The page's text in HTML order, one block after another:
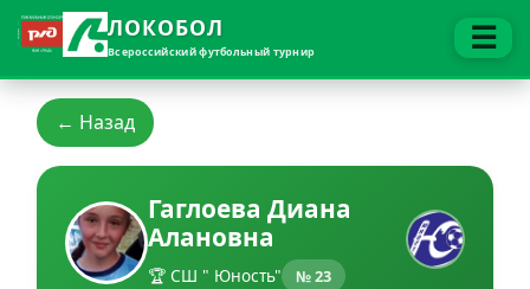
ЛОКОБОЛ
Всероссийский футбольный турнир ☰
← Назад
Гаглоева Диана
Алановна
🏆 СШ " Юность" № 23